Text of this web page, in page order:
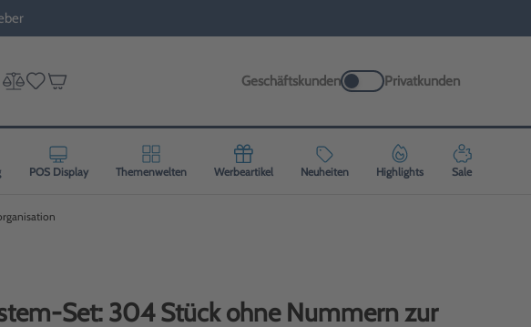
Geschäftskunden Privatkunden
POS Display Themenwelten Werbeartikel Neuheiten Highlights Sale
Set: 304 Stück ohne Nummern zur